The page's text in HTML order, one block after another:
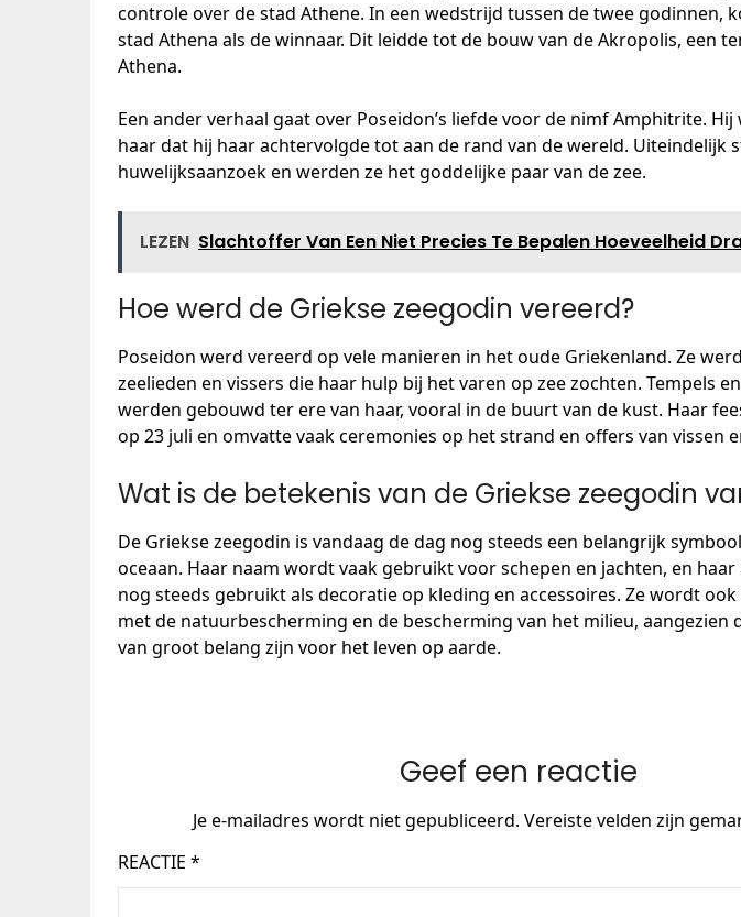
controle over de stad Athene. In een wedstrijd tussen de twee godinnen,
stad Athena als de winnaar. Dit leidde tot de bouw van de Akropolis, een
Athena.
Een ander verhaal gaat over Poseidon’s liefde voor de nimf Amphitrite.
haar dat hij haar achtervolgde tot aan de rand van de wereld. Uiteindelijk
huwelijksaanzoek en werden ze het goddelijke paar van de zee.
LEZEN Slachtoffer Van Een Niet Precies Te Bepalen Hoeveelheid
Hoe werd de Griekse zeegodin vereerd?
Poseidon werd vereerd op vele manieren in het oude Griekenland. Ze
zeelieden en vissers die haar hulp bij het varen op zee zochten. Tempels
werden gebouwd ter ere van haar, vooral in de buurt van de kust. Haar
op 23 juli en omvatte vaak ceremonies op het strand en offers van vissen
Wat is de betekenis van de Griekse zeegodin
De Griekse zeegodin is vandaag de dag nog steeds een belangrijk
oceaan. Haar naam wordt vaak gebruikt voor schepen en jachten, en
nog steeds gebruikt als decoratie op kleding en accessoires. Ze wordt ook
met de natuurbescherming en de bescherming van het milieu, aangezien
van groot belang zijn voor het leven op aarde.
Geef een reactie
Je e-mailadres wordt niet gepubliceerd. Vereiste velden zijn
REACTIE *